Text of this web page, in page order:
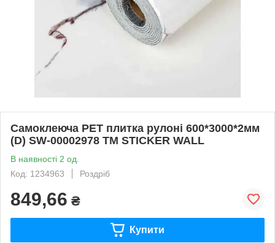
Самоклеюча PET плитка рулоні 600*3000*2мм
(D) SW-00002978 ТМ STICKER WALL
В наявності 2 од.
Код: 1234963
Роздріб
849,66 ₴
Купити